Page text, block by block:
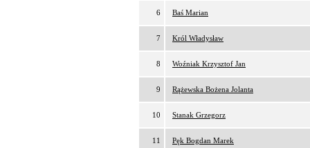
6 Baś Marian
7 Król Władysław
8 Woźniak Krzysztof Jan
9 Rążewska Bożena Jolanta
10 Stanak Grzegorz
11 Pęk Bogdan Marek